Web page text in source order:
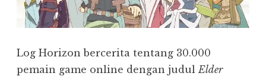
Log Horizon bercerita tentang 30.000
pemain game online dengan judul Elder